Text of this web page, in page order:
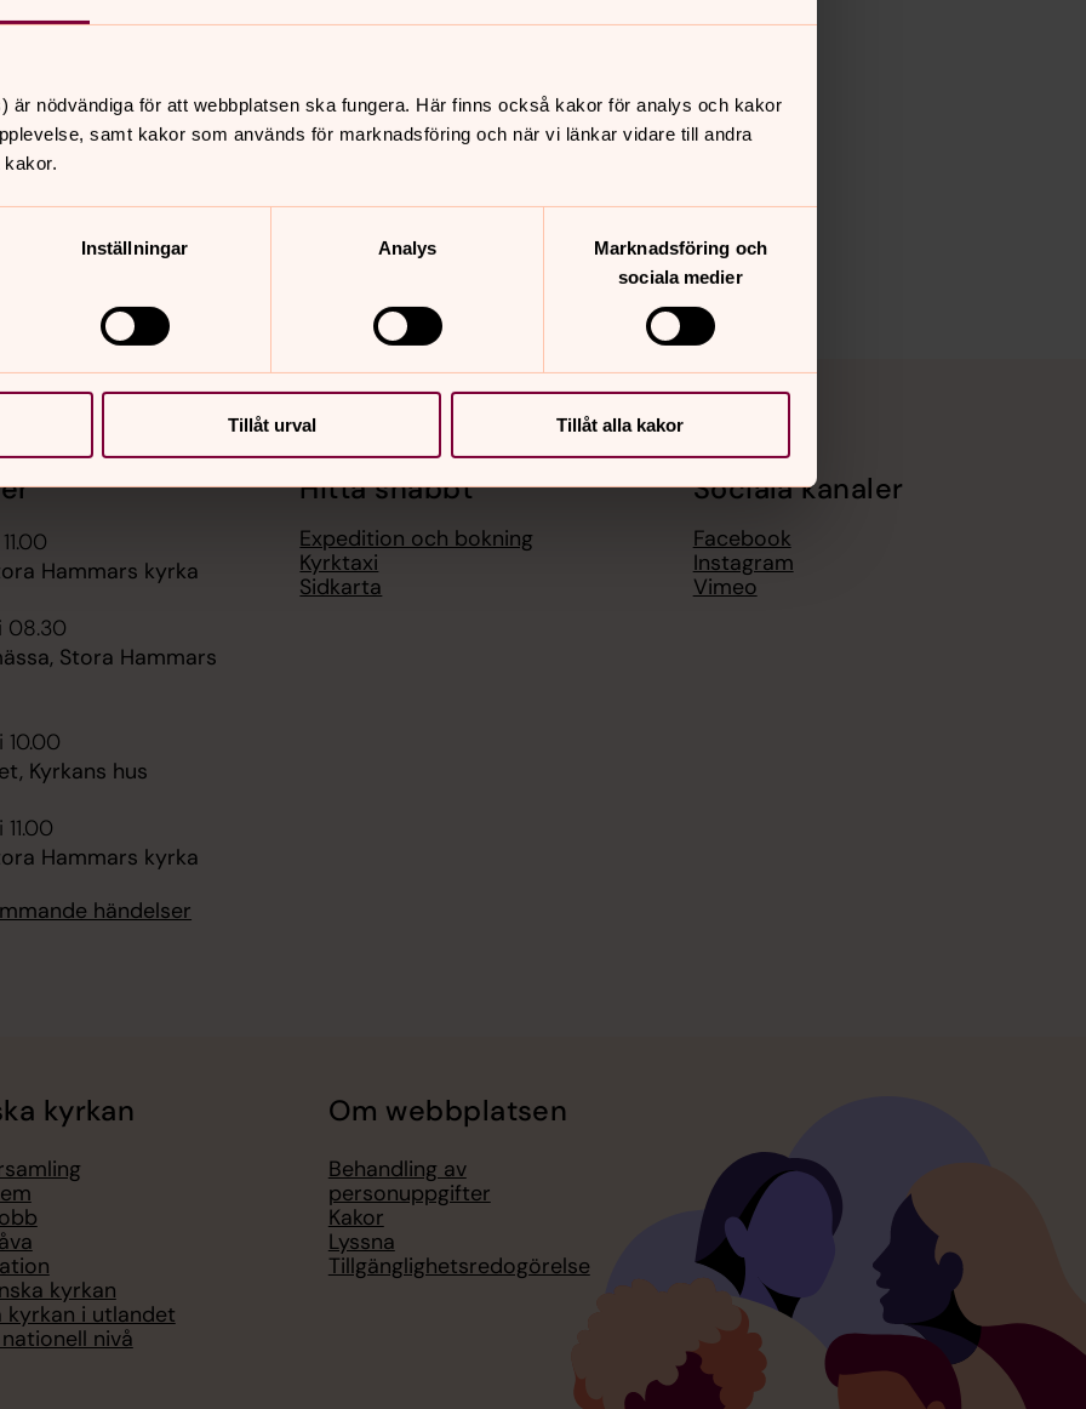
är nödvändiga för att webbplatsen ska fungera. Här finns också kakor för analys och kakor
samt kakor som används för marknadsföring och när vi länkar vidare till andra
Inställningar Analys
Marknadsföring och
sociala medier
Tillåt urval Tillåt alla kakor
Hammars kyrka
08.30
Stora Hammars
10.00
Kyrkans hus
Hammars kyrka
händelser
Hitta snabbt
Expedition och bokning
Kyrktaxi
Sidkarta
Sociala kanaler
Facebook
Instagram
Vimeo
kyrkan
kyrkan
kyrkan i utlandet
nivå
Om webbplatsen
Behandling av
personuppgifter
Kakor
Lyssna
Tillgänglighetsredogörelse